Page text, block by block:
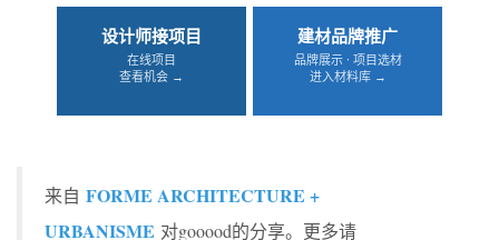
设计师接项目
在线项目
查看机会 →
建材品牌推广
品牌展示 · 项目选材
进入材料库 →
来自 FORME ARCHITECTURE +
URBANISME 对gooood的分享。更多请